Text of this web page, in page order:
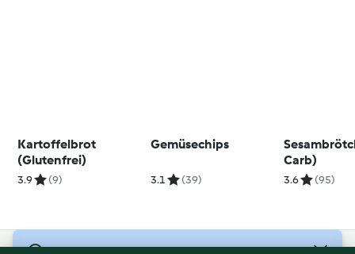
Kartoffelbrot
(Glutenfrei)
3.9 (9)
Gemüsechips
3.1 (39)
Carb)
3.6 (95)